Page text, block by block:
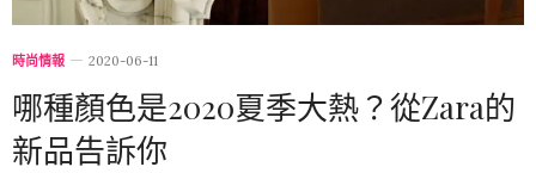
時尚情報 2020-06-11
哪種顏色是2020夏季大熱？從Zara的
新品告訴你